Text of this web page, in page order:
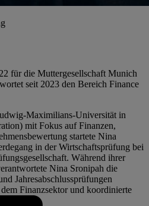
für die Muttergesellschaft Munich
seit 2023 den Bereich Finance
Maximilians-Universität in
mit Fokus auf Finanzen,
startete Nina
in der Wirtschaftsprüfung bei
Während ihrer
Nina Sronipah die
Jahresabschlussprüfungen
Finanzsektor und koordinierte